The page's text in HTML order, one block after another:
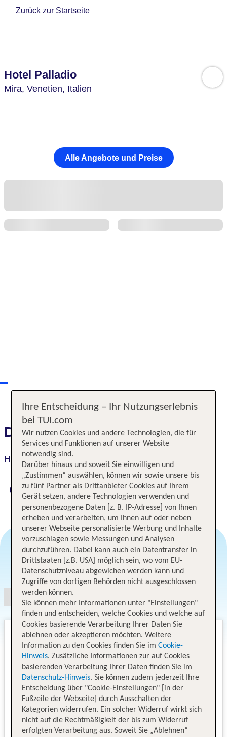
Zurück zur Startseite
Hotel Palladio
Mira, Venetien, Italien
Alle Angebote und Preise
Das erwartet Sie
Hotel Palladio
Digitaler und telefonischer 24/7 TUI Service
Angebotsauswahl
Ihre Entscheidung – Ihr Nutzungserlebnis
bei TUI.com
Wir nutzen Cookies und andere Technologien, die für
Services und Funktionen auf unserer Website
notwendig sind.
Darüber hinaus und soweit Sie einwilligen und
„Zustimmen“ auswählen, können wir sowie unsere bis
zu fünf Partner als Drittanbieter Cookies auf Ihrem
Gerät setzen, andere Technologien verwenden und
personenbezogene Daten [z. B. IP-Adresse] von Ihnen
erheben und verarbeiten, um Ihnen auf oder neben
unserer Webseite personalisierte Werbung und Inhalte
vorzuschlagen sowie Messungen und Analysen
durchzuführen. Dabei kann auch ein Datentransfer in
Drittstaaten [z.B. USA] möglich sein, wo vom EU-
Datenschutzniveau abgewichen werden kann und
Zugriffe von dortigen Behörden nicht ausgeschlossen
werden können.
Sie können mehr Informationen unter "Einstellungen"
finden und entscheiden, welche Cookies und welche auf
Cookies basierende Verarbeitung Ihrer Daten Sie
ablehnen oder akzeptieren möchten. Weitere
Information zu den Cookies finden Sie im Cookie-
Hinweis. Zusätzliche Informationen zur auf Cookies
basierenden Verarbeitung Ihrer Daten finden Sie im
Datenschutz-Hinweis. Sie können zudem jederzeit Ihre
Entscheidung über "Cookie-Einstellungen" [in der
Fußzeile der Webseite] durch Ausschalten der
Kategorien widerrufen. Ein solcher Widerruf wirkt sich
nicht auf die Rechtmäßigkeit der bis zum Widerruf
erfolgten Verarbeitung aus. Soweit Sie „Ablehnen“